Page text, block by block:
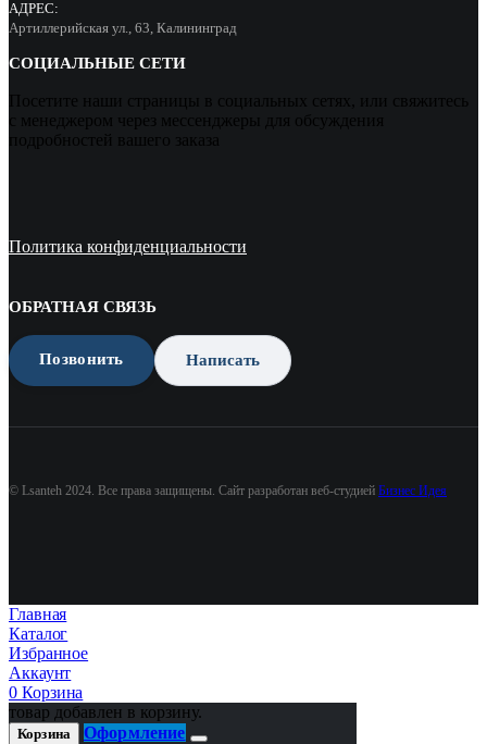
АДРЕС:
Артиллерийская ул., 63, Калининград
СОЦИАЛЬНЫЕ СЕТИ
Посетите наши страницы в социальных сетях, или свяжитесь
с менеджером через мессенджеры для обсуждения
подробностей вашего заказа
Политика конфиденциальности
ОБРАТНАЯ СВЯЗЬ
Позвонить Написать
© Lsanteh 2024. Все права защищены. Сайт разработан веб-студией Бизнес Идея
Главная
Каталог
Избранное
Аккаунт
0 Корзина
товар добавлен в корзину.
Корзина Оформление